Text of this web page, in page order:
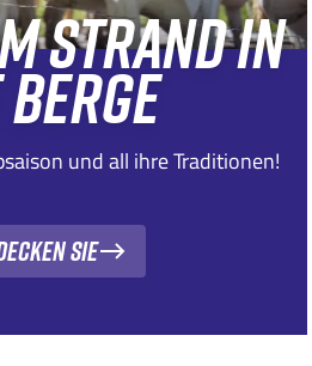
STRAND IN
und all ihre Traditionen!
Sie